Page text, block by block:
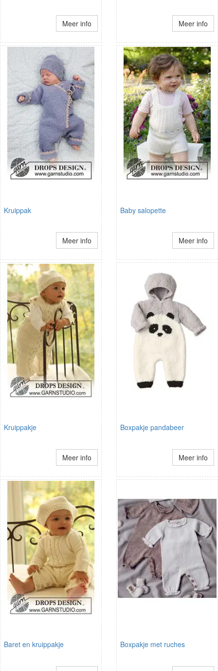
Meer info Meer info
Kruippak
Meer info
Baby salopette
Meer info
Kruippakje
Meer info
Boxpakje pandabeer
Meer info
Baret en kruippakje Boxpakje met ruches